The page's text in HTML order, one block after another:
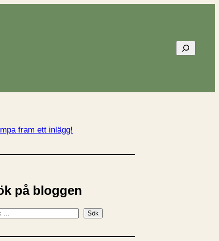
Sök
fram ett inlägg!
på bloggen
Sök